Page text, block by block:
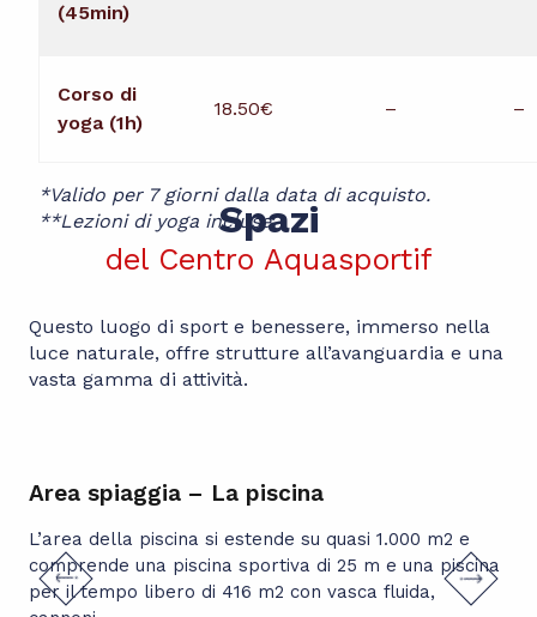
(45min)
Corso di
yoga (1h)
18.50€ – –
*Valido per 7 giorni dalla data di acquisto.
**Lezioni di yoga incluse.
Spazi
del Centro Aquasportif
Questo luogo di sport e benessere, immerso nella
luce naturale, offre strutture all’avanguardia e una
vasta gamma di attività.
Area spiaggia – La piscina
L’area della piscina si estende su quasi 1.000 m2 e
comprende una piscina sportiva di 25 m e una piscina
per il tempo libero di 416 m2 con vasca fluida,